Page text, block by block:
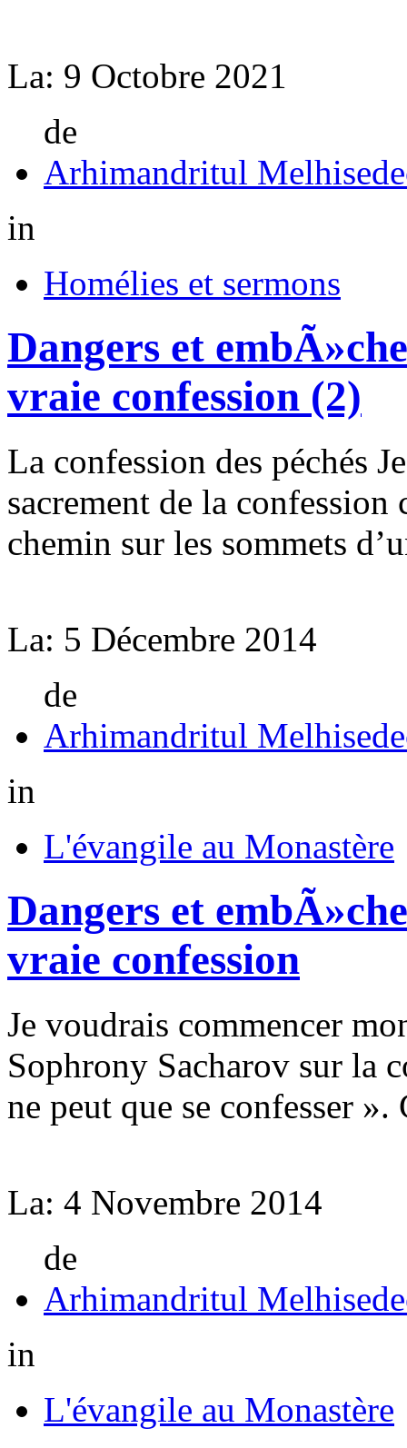
La: 9 Octobre 2021
de
Arhimandritul
in
Homélies et sermons
Dangers et
vraie confession (2)
La confession des péchés
sacrement de la confession
chemin sur les sommets
La: 5 Décembre 2014
de
Arhimandritul
in
L'évangile au Monastère
Dangers et
vraie confession
Je voudrais commencer
Sophrony Sacharov sur la
ne peut que se confesser ».
La: 4 Novembre 2014
de
Arhimandritul
in
L'évangile au Monastère